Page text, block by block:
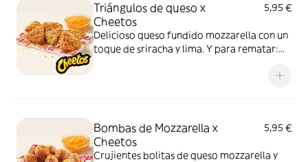
Triángulos de queso x
Cheetos
5,95 €
Delicioso queso fundido mozzarella con un
toque de sriracha y lima. Y para rematar:
acompañados de nuestra salsa Quesabrosa.
Bombas de Mozzarella x
Cheetos
5,95 €
Crujientes bolitas de queso mozzarella y